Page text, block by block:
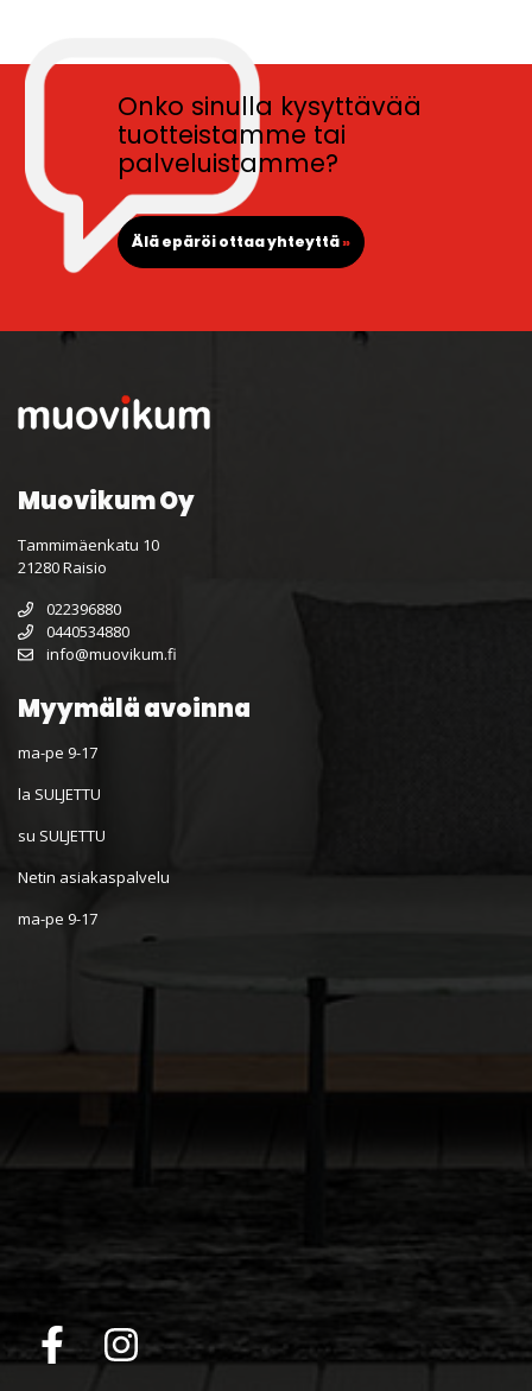
Onko sinulla kysyttävää
tuotteistamme tai
palveluistamme?
Älä epäröi ottaa yhteyttä»
Muovikum Oy
Tammimäenkatu 10
21280 Raisio
022396880
0440534880
info@muovikum.fi
Myymälä avoinna
ma-pe 9-17
la SULJETTU
su SULJETTU
Netin asiakaspalvelu
ma-pe 9-17